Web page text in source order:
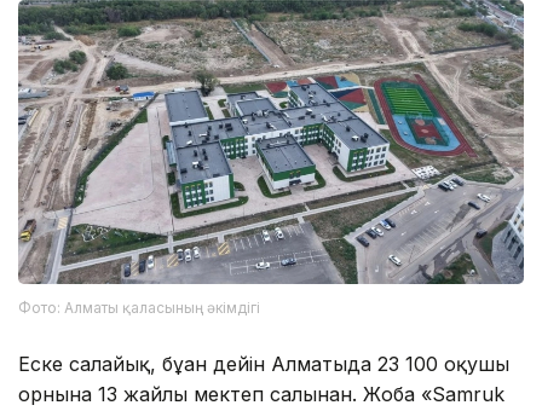
Фото: Алматы қаласының әкімдігі
Еске салайық, бұған дейін Алматыда 23 100 оқушы
орнына 13 жайлы мектеп салынған. Жоба «Samruk